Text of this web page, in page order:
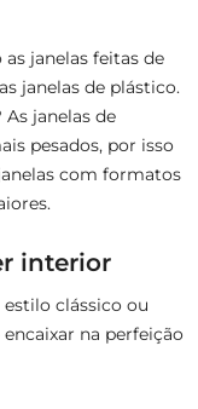
janelas feitas de
janelas de plástico.
janelas de
pesados, por isso
com formatos
interior
clássico ou
na perfeição